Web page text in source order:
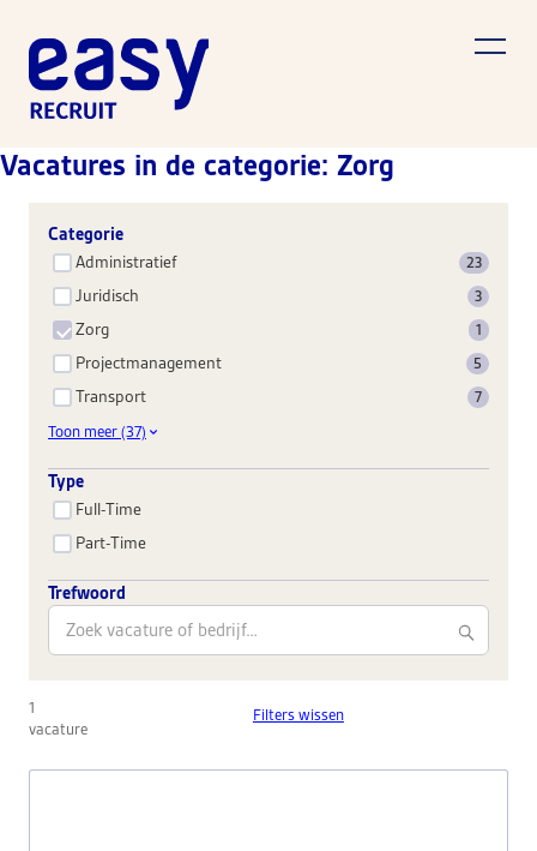
Vacatures in de categorie: Zorg
Categorie
Administratief 23
Juridisch 3
Zorg 1
Projectmanagement 5
Transport
7
Toon meer (37)
Type
Full-Time
Part-Time
Trefwoord
1
vacature
Filters wissen